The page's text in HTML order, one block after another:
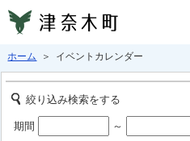
ホーム ＞ イベントカレンダー
絞り込み検索をする
期間 ～